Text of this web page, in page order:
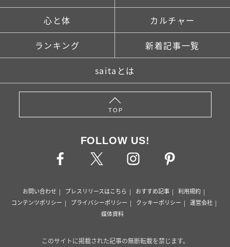
心と体 カルチャー
ランキング 新着記事一覧
saitaとは
TOP
FOLLOW US!
お問い合わせ プレスリリースはこちら おすすめ記事
利用規約
コンテンツポリシー
プライバシーポリシー クッキーポリシー
運営会社
媒体資料
このサイトに掲載された記事の無断転載を禁じます。